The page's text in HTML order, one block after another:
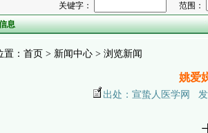
关键字：
范围：
息
置：首页 > 新闻中心 > 浏览新闻
姚爱
出处：宣蛰人医学网 发